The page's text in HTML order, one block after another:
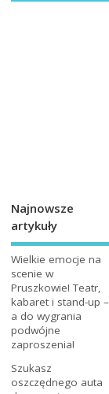
Najnowsze
artykuły
Wielkie emocje na
scenie w
Pruszkowie! Teatr,
kabaret i stand-up –
a do wygrania
podwójne
zaproszenia!
Szukasz
oszczędnego auta